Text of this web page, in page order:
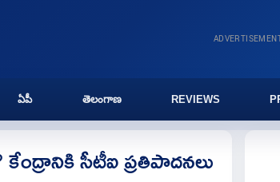
ఏపీ తెలంగాణ REVIEWS
కేంద్రానికి సీటీఐ ప్రతిపాదనలు